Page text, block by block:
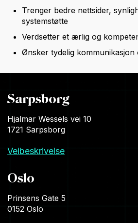
Trenger bedre nettsider,
systemstøtte
Verdsetter et ærlig og
Ønsker tydelig kommunikasjon
Sarpsborg
Hjalmar Wessels vei 10
1721 Sarpsborg
Veibeskrivelse
Oslo
Prinsens Gate 5
0152 Oslo